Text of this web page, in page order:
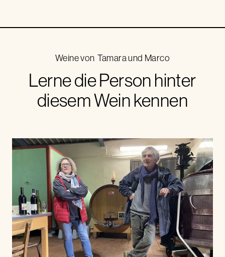
Weine von Tamara und Marco
Lerne die Person hinter
diesem Wein kennen